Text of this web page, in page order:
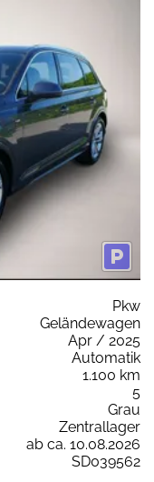
Pkw
Geländewagen
Apr / 2025
Automatik
1.100 km
5
Grau
Zentrallager
ab ca. 10.08.2026
SD039562